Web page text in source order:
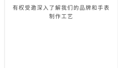
有权受邀深入了解我们的品牌和手表
制作工艺